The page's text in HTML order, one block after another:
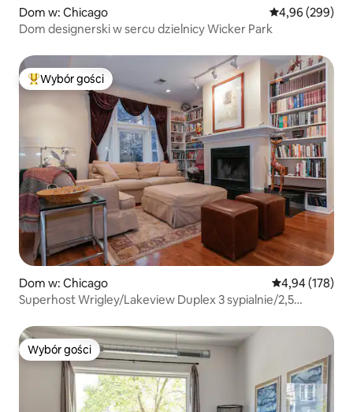
Dom w: Chicago Średnia
4,96 (299)
Dom designerski w sercu dzielnicy Wicker Park
Najpopularniejsze z kategorii Wybór gości
Wybór gości
Dom w: Chicago Średnia
4,94 (178)
Superhost Wrigley/Lakeview Duplex 3 sypialnie/2,5
Wybór gości
Wybór gości